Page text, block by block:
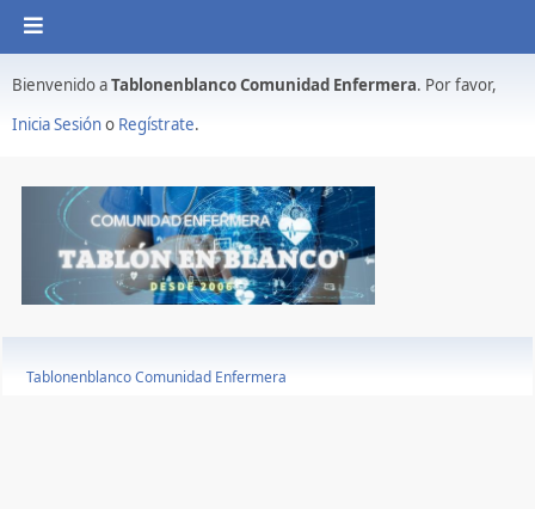
Bienvenido aTablonenblanco Comunidad Enfermera. Por favor,
Inicia Sesióno Regístrate.
Tablonenblanco Comunidad Enfermera